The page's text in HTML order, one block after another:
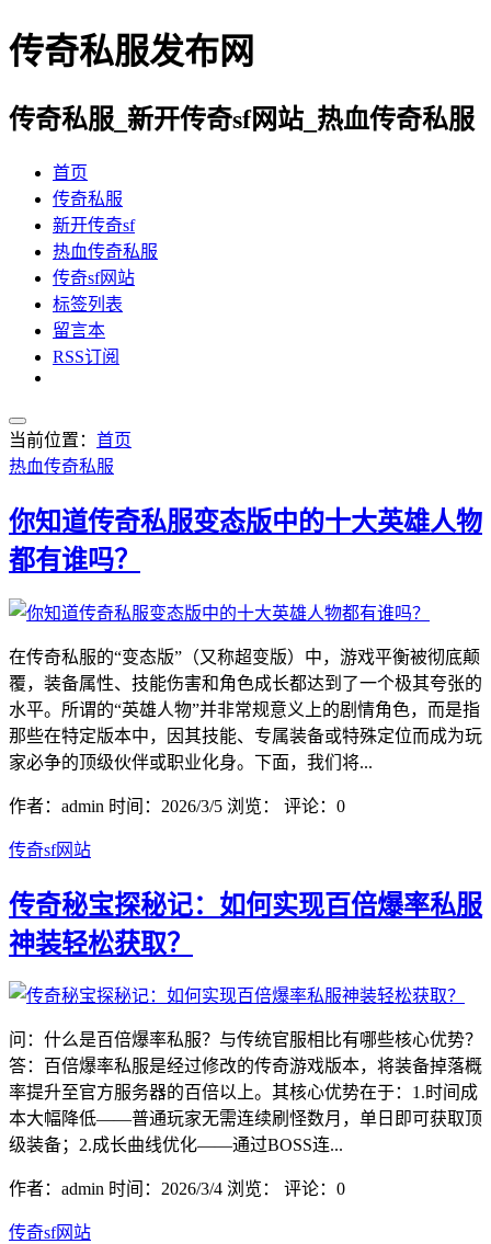
传奇私服发布网
传奇私服_新开传奇sf网站_热血传奇私服
首页
传奇私服
新开传奇sf
热血传奇私服
传奇sf网站
标签列表
留言本
RSS订阅
当前位置： 首页
热血传奇私服
你知道传奇私服变态版中的十大英雄人物
都有谁吗？
在传奇私服的“变态版”（又称超变版）中，游戏平衡被彻底颠
覆，装备属性、技能伤害和角色成长都达到了一个极其夸张的
水平。所谓的“英雄人物”并非常规意义上的剧情角色，而是指
那些在特定版本中，因其技能、专属装备或特殊定位而成为玩
家必争的顶级伙伴或职业化身。下面，我们将...
作者：admin 时间：2026/3/5 浏览： 评论：0
传奇sf网站
传奇秘宝探秘记：如何实现百倍爆率私服
神装轻松获取？
问：什么是百倍爆率私服？与传统官服相比有哪些核心优势？
答：百倍爆率私服是经过修改的传奇游戏版本，将装备掉落概
率提升至官方服务器的百倍以上。其核心优势在于：1.时间成
本大幅降低——普通玩家无需连续刷怪数月，单日即可获取顶
级装备；2.成长曲线优化——通过BOSS连...
作者：admin 时间：2026/3/4 浏览： 评论：0
传奇sf网站